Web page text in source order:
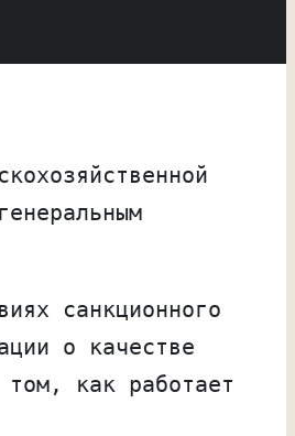
санкционного
о качестве
том, как работает